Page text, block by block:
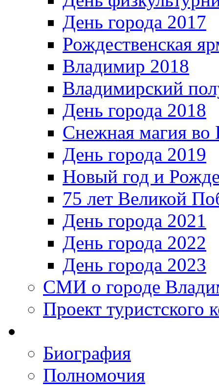
День города 2017
Рождественская
Владимир 2018
Владимирский
День города 2018
Снежная магия во
День города 2019
Новый год и
75 лет Великой
День города 2021
День города 2022
День города 2023
СМИ о городе
Проект туристского
Биография
Полномочия